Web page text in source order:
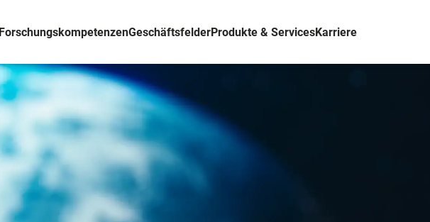
ForschungskompetenzenGeschäftsfelderProdukte & ServicesKarriere